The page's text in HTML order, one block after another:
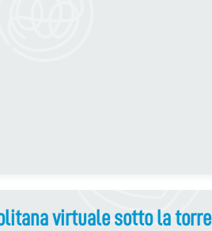
virtuale sotto la torre